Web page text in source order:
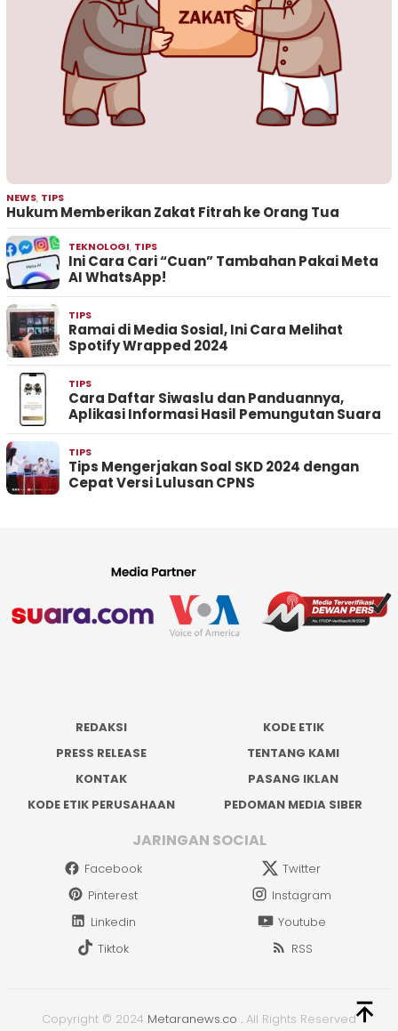
NEWS, TIPS
Hukum Memberikan Zakat Fitrah ke Orang Tua
TEKNOLOGI, TIPS
Ini Cara Cari “Cuan” Tambahan Pakai Meta
AI WhatsApp!
TIPS
Ramai di Media Sosial, Ini Cara Melihat
Spotify Wrapped 2024
TIPS
Cara Daftar Siwaslu dan Panduannya,
Aplikasi Informasi Hasil Pemungutan Suara
TIPS
Tips Mengerjakan Soal SKD 2024 dengan
Cepat Versi Lulusan CPNS
REDAKSI
KODE ETIK
PRESS RELEASE
TENTANG KAMI
KONTAK
PASANG IKLAN
KODE ETIK PERUSAHAAN
PEDOMAN MEDIA SIBER
JARINGAN SOCIAL
Facebook
Twitter
Pinterest
Instagram
Linkedin
Youtube
Tiktok
RSS
Copyright © 2024 Metaranews.co . All Rights Reserved